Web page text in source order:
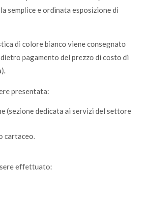
semplice e ordinata esposizione di
di colore bianco viene consegnato
pagamento del prezzo di costo di
presentata:
(sezione dedicata ai servizi del settore
cartaceo.
effettuato: